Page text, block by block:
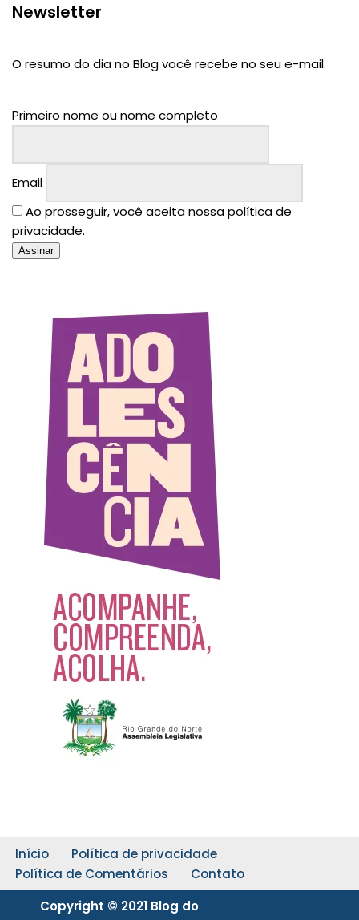
Newsletter
O resumo do dia no Blog você recebe no seu e-mail.
Primeiro nome ou nome completo
Email
Ao prosseguir, você aceita nossa política de
privacidade.
Início
Política de privacidade
Política de Comentários
Contato
Copyright © 2021 Blog do